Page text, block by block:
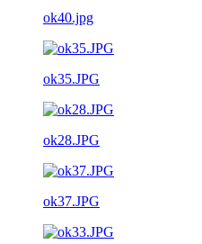
ok40.jpg
ok35.JPG
ok28.JPG
ok37.JPG